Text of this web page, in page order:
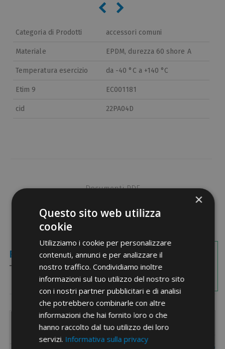
Categoria di Prodotti accessori comuni
Materiale EPDM, durezza 60 shore A
Temperatura esercizio da -40 °C a +140 °C
Etim 9 EC001181
cid 22PA04D
Documenti PDF
Immagini
Quote
Referenze
Per filetto
D
D1
S

Per filetto
D
D1
S

×
Questo sito web utilizza
cookie
Utilizziamo i cookie per personalizzare
contenuti, annunci e per analizzare il
nostro traffico. Condividiamo inoltre
informazioni sul tuo utilizzo del nostro sito
con i nostri partner pubblicitari e di analisi
che potrebbero combinarle con altre
informazioni che hai fornito loro o che
hanno raccolto dal tuo utilizzo dei loro
servizi. Informativa sulla privacy